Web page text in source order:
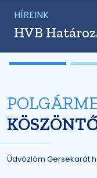
HÍREINK
HVB
Üdvözlöm Gersekarát